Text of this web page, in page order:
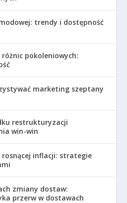
trendy i dostępność
pokoleniowych:
marketing szeptany
restrukturyzacji
win-win
rosnącej inflacji: strategie
zmiany dostaw:
przerw w dostawach